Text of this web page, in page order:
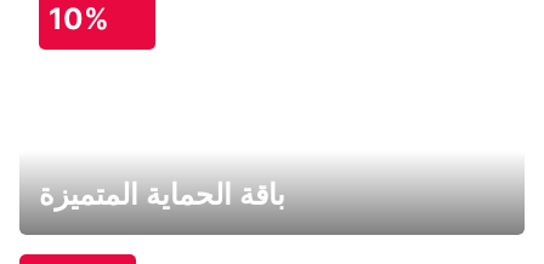
10%
باقة الحماية المتميزة